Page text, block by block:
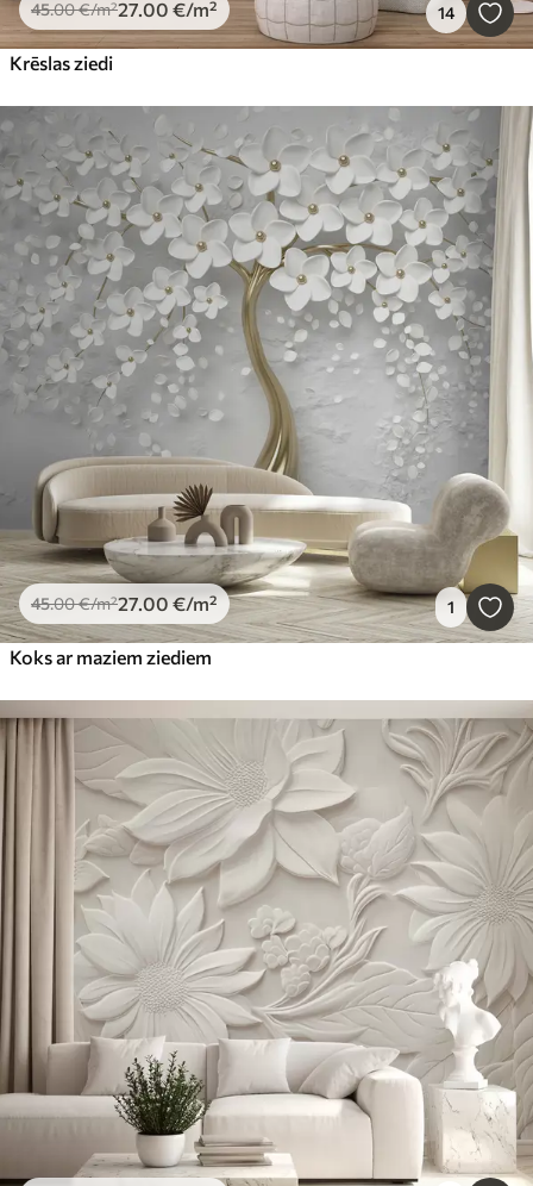
45.00€/m²27.00 €/m² 14
Krēslas ziedi
45.00€/m²27.00 €/m² 1
Koks ar maziem ziediem